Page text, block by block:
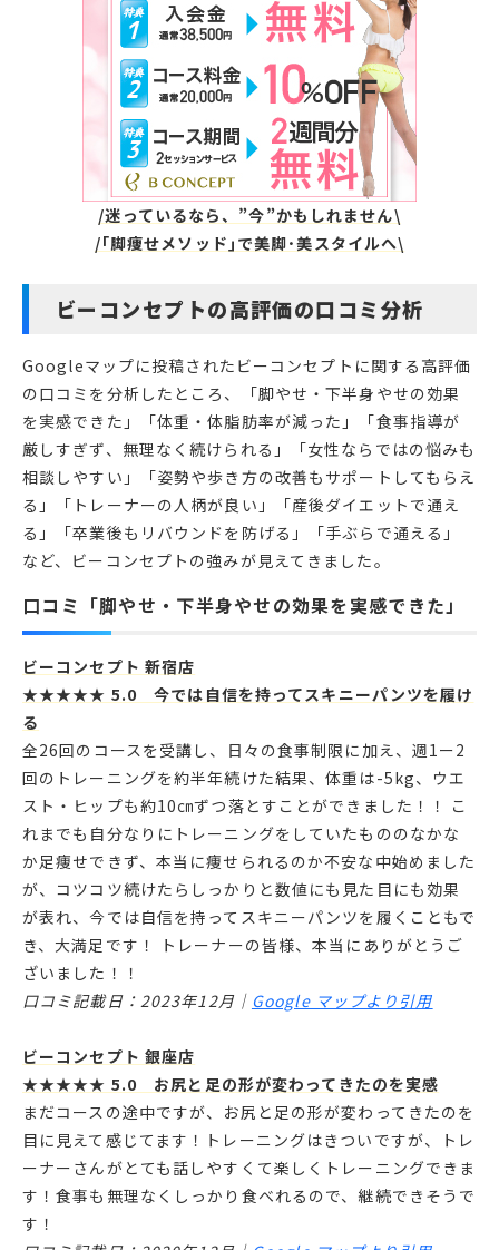
/迷っているなら、”今”かもしれません\
/｢脚痩せメソッド｣で美脚･美スタイルへ\
ビーコンセプトの高評価の口コミ分析
Googleマップに投稿されたビーコンセプトに関する高評価
の口コミを分析したところ、「脚やせ・下半身やせの効果
を実感できた」「体重・体脂肪率が減った」「食事指導が
厳しすぎず、無理なく続けられる」「女性ならではの悩みも
相談しやすい」「姿勢や歩き方の改善もサポートしてもらえ
る」「トレーナーの人柄が良い」「産後ダイエットで通え
る」「卒業後もリバウンドを防げる」「手ぶらで通える」
など、ビーコンセプトの強みが見えてきました。
口コミ「脚やせ・下半身やせの効果を実感できた」
ビーコンセプト 新宿店
★★★★★ 5.0 今では自信を持ってスキニーパンツを履け
る
全26回のコースを受講し、日々の食事制限に加え、週1ー2
回のトレーニングを約半年続けた結果、体重は-5kg、ウエ
スト・ヒップも約10㎝ずつ落とすことができました！！ こ
れまでも自分なりにトレーニングをしていたもののなかな
か足痩せできず、本当に痩せられるのか不安な中始めました
が、コツコツ続けたらしっかりと数値にも見た目にも効果
が表れ、今では自信を持ってスキニーパンツを履くこともで
き、大満足です！ トレーナーの皆様、本当にありがとうご
ざいました！！
口コミ記載日：2023年12月｜ Google マップより引用
ビーコンセプト 銀座店
★★★★★ 5.0 お尻と足の形が変わってきたのを実感
まだコースの途中ですが、お尻と足の形が変わってきたのを
目に見えて感じてます！トレーニングはきついですが、トレ
ーナーさんがとても話しやすくて楽しくトレーニングできま
す！食事も無理なくしっかり食べれるので、継続できそうで
す！